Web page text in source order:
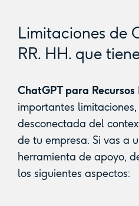
Limitaciones de
RR. HH. que
ChatGPT para Recursos
importantes
desconectada del
de tu empresa. Si vas a
herramienta de apoyo,
los siguientes aspectos: